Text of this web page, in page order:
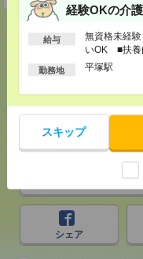
経験OKの介
給与
無資格未経
いOK ■扶養
以上
勤務地 平塚駅
スキップ
で送る
シェア